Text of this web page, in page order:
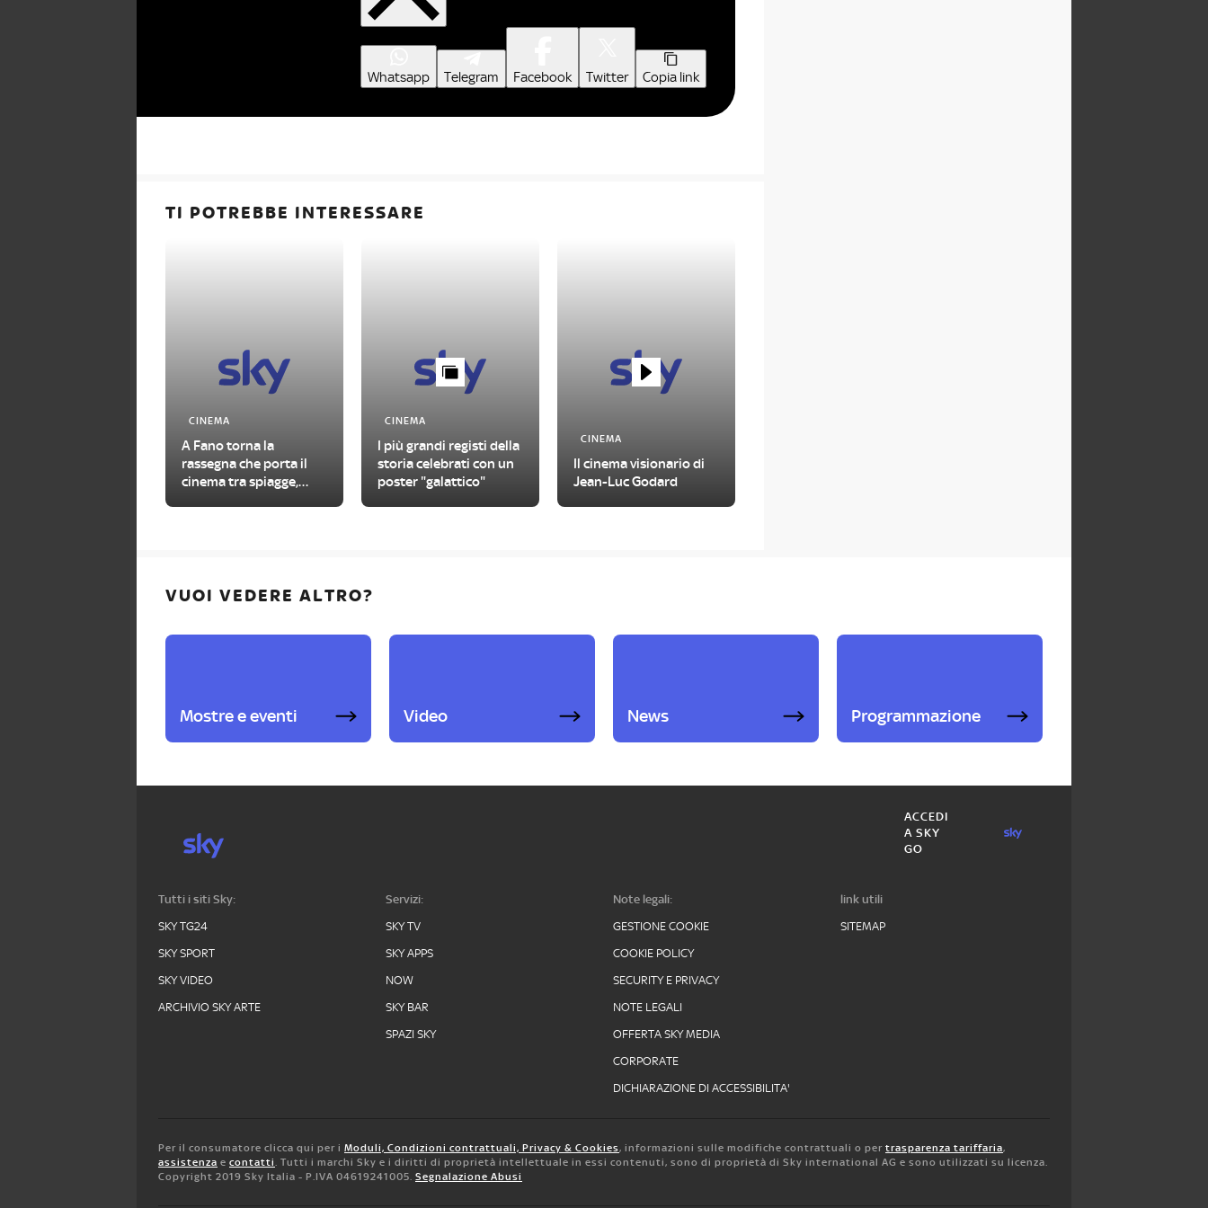
Whatsapp Telegram Facebook Twitter Copia link
TI POTREBBE INTERESSARE
CINEMA
A Fano torna la
rassegna che porta il
cinema tra spiagge,
CINEMA
I più grandi registi della
storia celebrati con un
poster "galattico"
CINEMA
Il cinema visionario di
Jean-Luc Godard
VUOI VEDERE ALTRO?
Mostre e eventi Video News Programmazione
ACCEDI
A SKY
GO
Tutti i siti Sky:
SKY TG24
SKY SPORT
SKY VIDEO
ARCHIVIO SKY ARTE
Servizi:
SKY TV
SKY APPS
NOW
SKY BAR
SPAZI SKY
Note legali:
GESTIONE COOKIE
COOKIE POLICY
SECURITY E PRIVACY
NOTE LEGALI
OFFERTA SKY MEDIA
CORPORATE
DICHIARAZIONE DI ACCESSIBILITA'
link utili
SITEMAP
Per il consumatore clicca qui per i Moduli, Condizioni contrattuali, Privacy & Cookies, informazioni sulle modifiche contrattuali o per trasparenza tariffaria,
assistenza e contatti. Tutti i marchi Sky e i diritti di proprietà intellettuale in essi contenuti, sono di proprietà di Sky international AG e sono utilizzati su licenza.
Copyright 2019 Sky Italia - P.IVA 04619241005. Segnalazione Abusi